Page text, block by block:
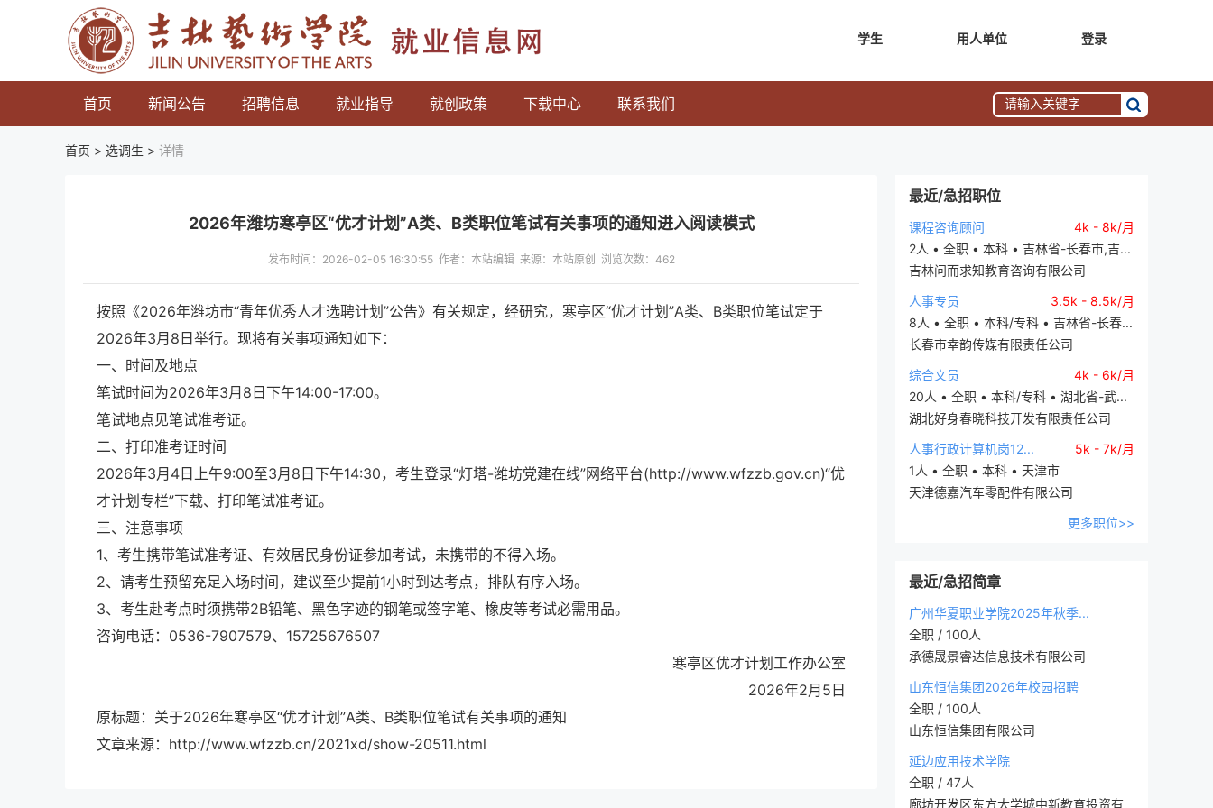
学生 用人单位 登录
首页 新闻公告 招聘信息 就业指导 就创政策 下载中心 联系我们
首页 > 选调生 > 详情
最近/急招职位
课程咨询顾问
4k - 8k/月
2人 • 全职 • 本科 • 吉林省-长春市,吉...
吉林问而求知教育咨询有限公司
人事专员
3.5k - 8.5k/月
8人 • 全职 • 本科/专科 • 吉林省-长春...
长春市幸韵传媒有限责任公司
综合文员
4k - 6k/月
20人 • 全职 • 本科/专科 • 湖北省-武...
湖北好身春晓科技开发有限责任公司
人事行政计算机岗12...
5k - 7k/月
1人 • 全职 • 本科 • 天津市
天津德嘉汽车零配件有限公司
更多职位>>
最近/急招简章
广州华夏职业学院2025年秋季...
全职 / 100人
承德晟景睿达信息技术有限公司
山东恒信集团2026年校园招聘
全职 / 100人
山东恒信集团有限公司
延边应用技术学院
全职 / 47人
廊坊开发区东方大学城中新教育投资有
2026年潍坊寒亭区“优才计划”A类、B类职位笔试有关事项的通知进入阅读模式
发布时间：2026-02-05 16:30:55 作者：本站编辑 来源：本站原创 浏览次数： 462
按照《2026年潍坊市“青年优秀人才选聘计划”公告》有关规定，经研究，寒亭区“优才计划”A类、B类职位笔试定于
2026年3月8日举行。现将有关事项通知如下：
一、时间及地点
笔试时间为2026年3月8日下午14:00-17:00。
笔试地点见笔试准考证。
二、打印准考证时间
2026年3月4日上午9:00至3月8日下午14:30，考生登录“灯塔-潍坊党建在线”网络平台(http://www.wfzzb.gov.cn)“优
才计划专栏”下载、打印笔试准考证。
三、注意事项
1、考生携带笔试准考证、有效居民身份证参加考试，未携带的不得入场。
2、请考生预留充足入场时间，建议至少提前1小时到达考点，排队有序入场。
3、考生赴考点时须携带2B铅笔、黑色字迹的钢笔或签字笔、橡皮等考试必需用品。
咨询电话：0536-7907579、15725676507
寒亭区优才计划工作办公室
2026年2月5日
原标题：关于2026年寒亭区“优才计划”A类、B类职位笔试有关事项的通知
文章来源：http://www.wfzzb.cn/2021xd/show-20511.html